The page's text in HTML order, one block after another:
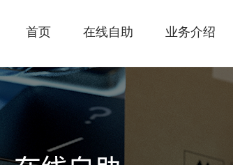
首页 在线自助 业务介绍